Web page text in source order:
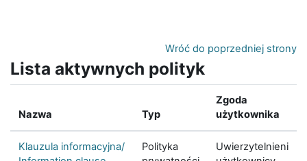
Wróć do poprzedniej strony
Lista aktywnych polityk
Nazwa Typ
Zgoda
użytkownika
Klauzula informacyjna/
Polityka
Uwierzytelnieni